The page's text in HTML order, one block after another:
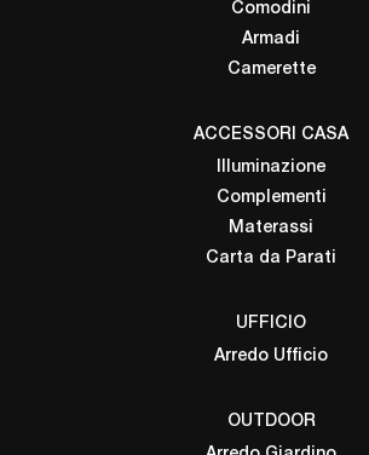
Comodini
Armadi
Camerette
ACCESSORI CASA
Illuminazione
Complementi
Materassi
Carta da Parati
UFFICIO
Arredo Ufficio
OUTDOOR